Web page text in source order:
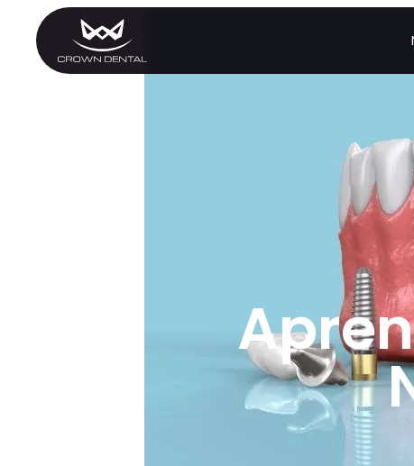
Protectores Nocturnos
Tratamiento Periodontal
Programa Preventivo
Tratamiento de Conducto
Protectores Bucales